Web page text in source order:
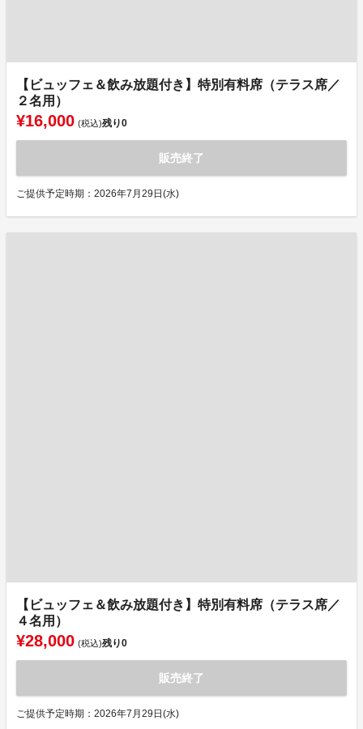
【ビュッフェ＆飲み放題付き】特別有料席（テラス席／
２名用）
¥16,000 (税込)残り0
販売終了
ご提供予定時期：2026年7月29日(水)
【ビュッフェ＆飲み放題付き】特別有料席（テラス席／
４名用）
¥28,000 (税込)残り0
販売終了
ご提供予定時期：2026年7月29日(水)